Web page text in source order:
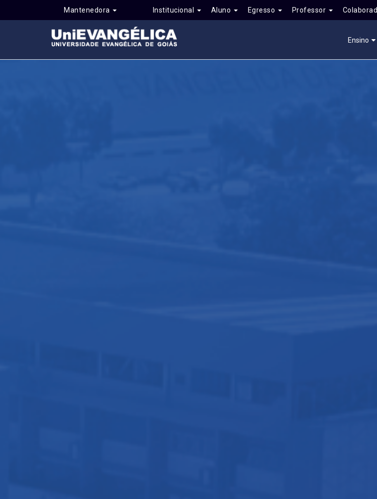
Mantenedora Institucional Aluno Egresso Professor
Ensino